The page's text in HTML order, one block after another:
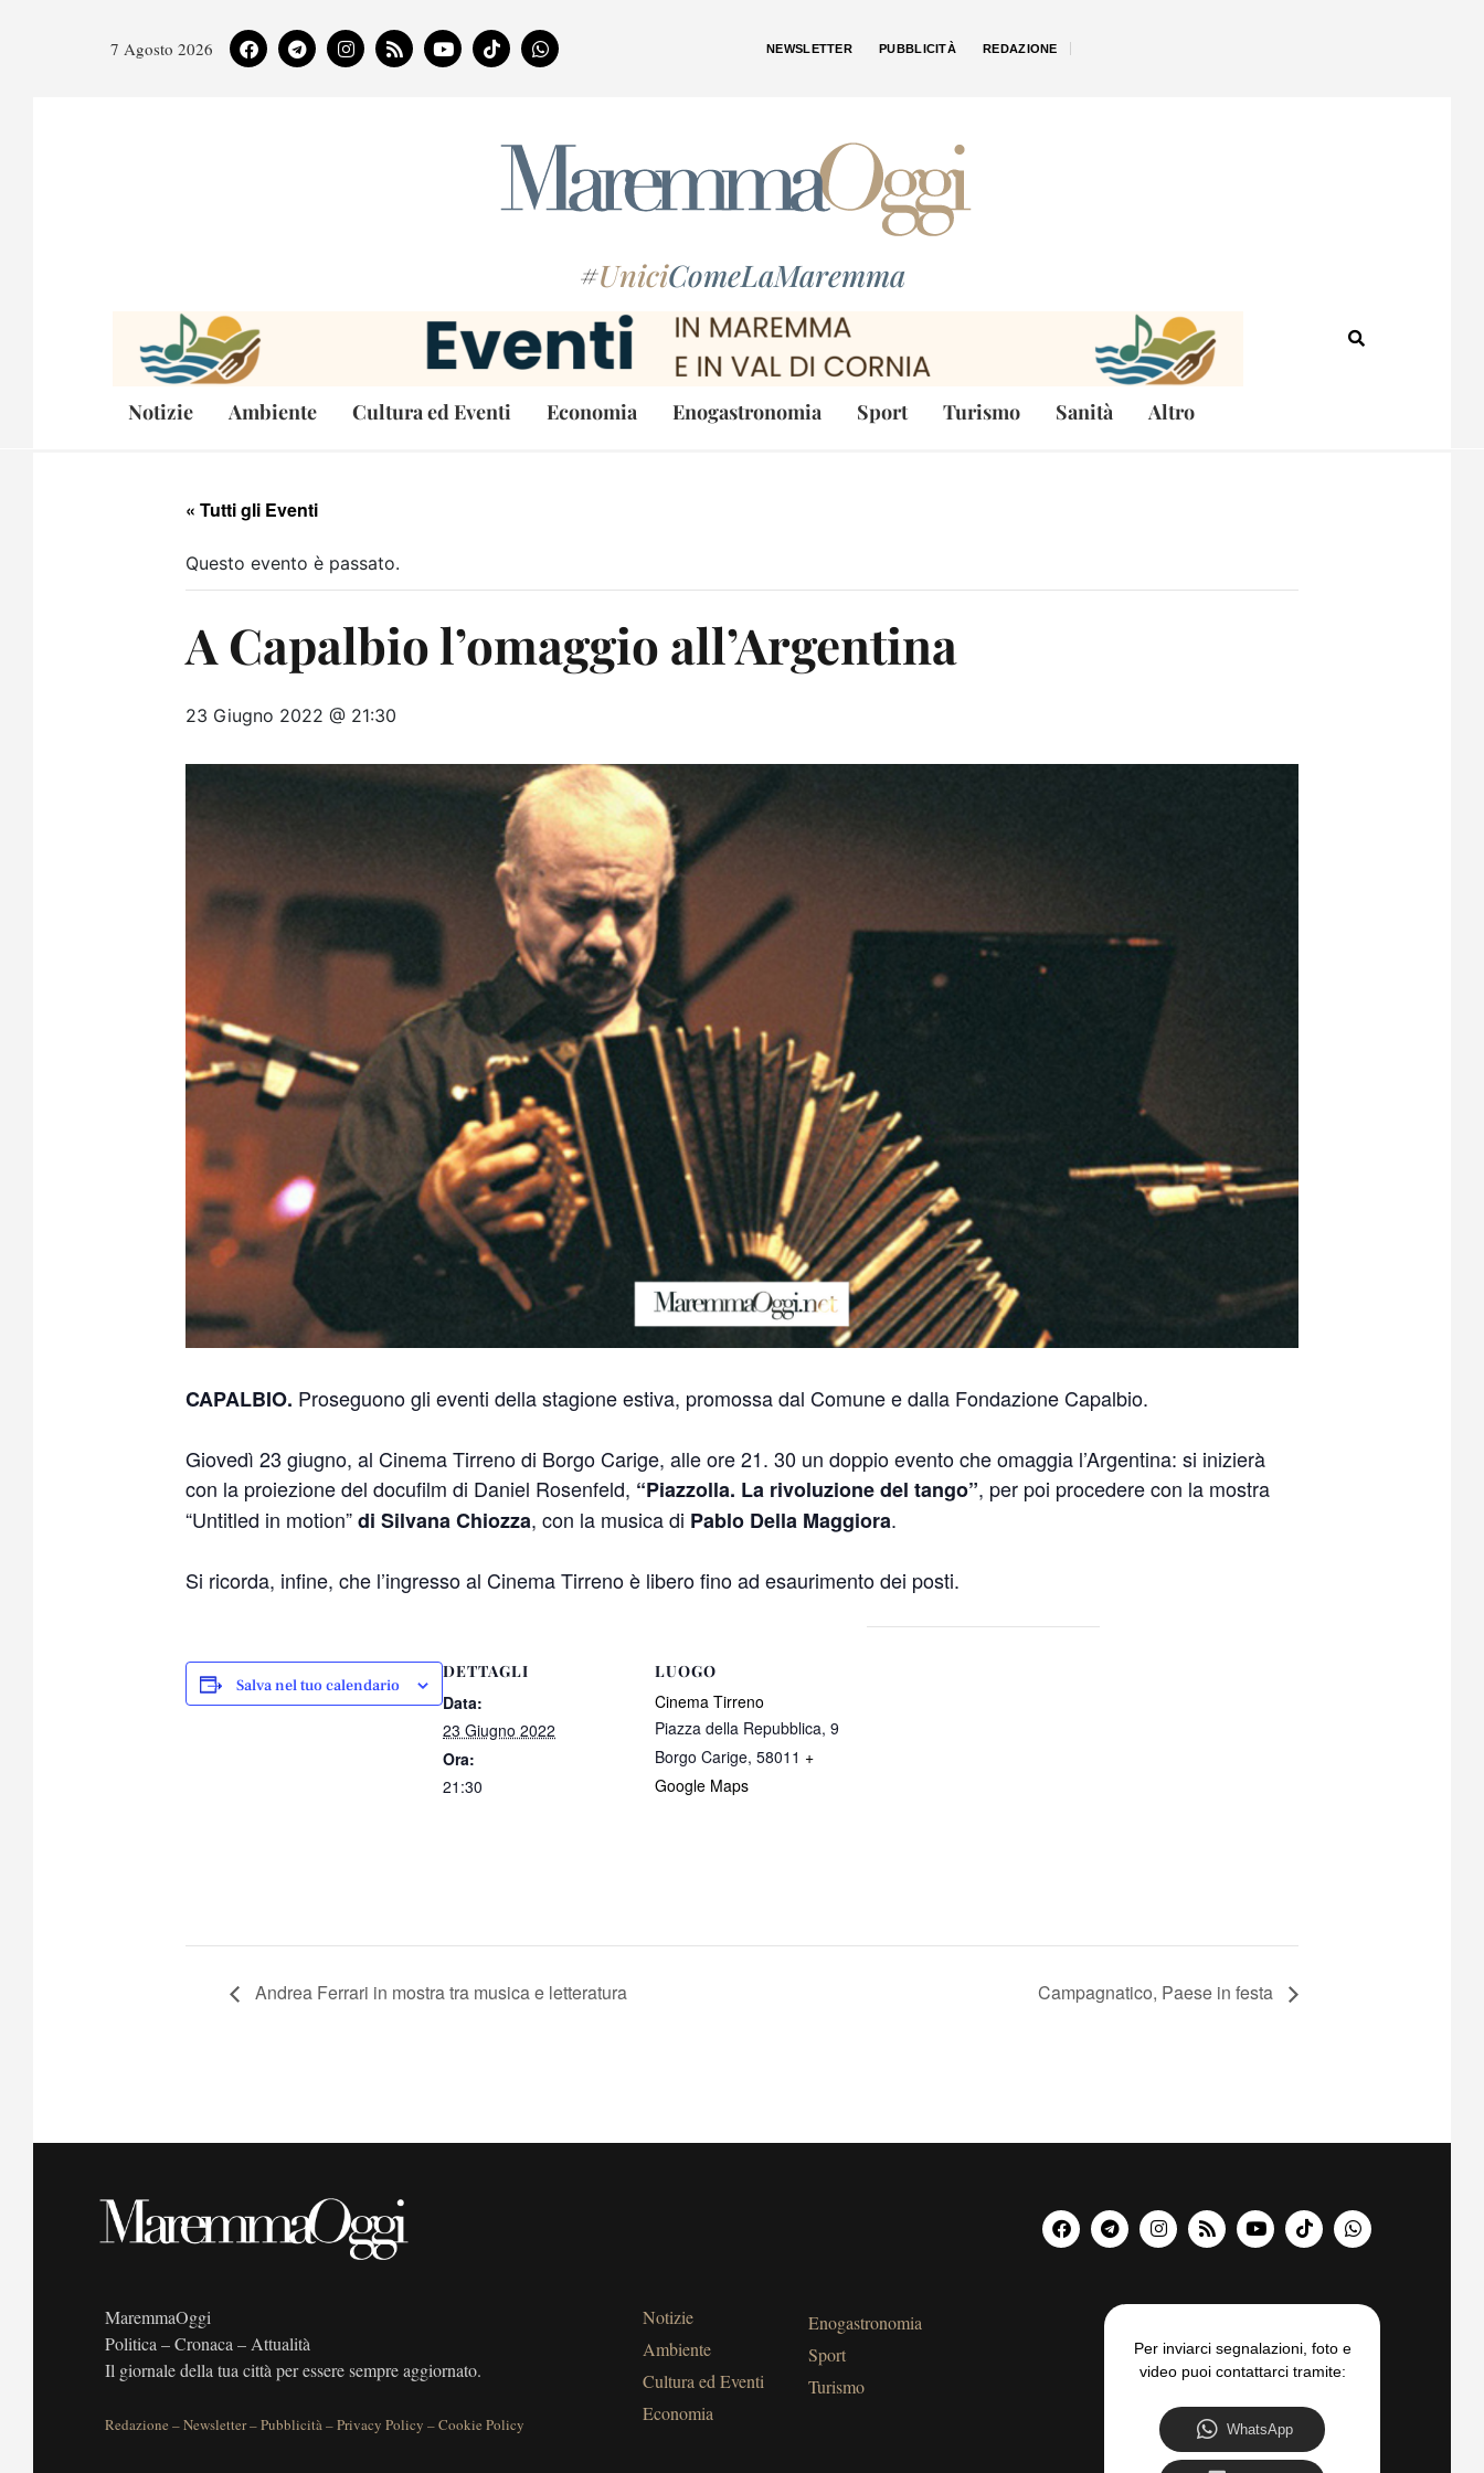
7 Agosto 2026 NEWSLETTER PUBBLICITÀ REDAZIONE
#UniciComeLaMaremma
Notizie Ambiente Cultura ed Eventi Economia Enogastronomia Sport Turismo Sanità Altro
« Tutti gli Eventi
Questo evento è passato.
A Capalbio l’omaggio all’Argentina
23 Giugno 2022 @ 21:30
CAPALBIO. Proseguono gli eventi della stagione estiva, promossa dal Comune e dalla Fondazione Capalbio.
Giovedì 23 giugno, al Cinema Tirreno di Borgo Carige, alle ore 21. 30 un doppio evento che omaggia l’Argentina: si inizierà
con la proiezione del docufilm di Daniel Rosenfeld, “Piazzolla. La rivoluzione del tango”, per poi procedere con la mostra
“Untitled in motion”di Silvana Chiozza, con la musica di Pablo Della Maggiora.
Si ricorda, infine, che l’ingresso al Cinema Tirreno è libero fino ad esaurimento dei posti.
Salva nel tuo calendario
DETTAGLI
Data:
23 Giugno 2022
Ora:
21:30
LUOGO
Cinema Tirreno
Piazza della Repubblica, 9
Borgo Carige, 58011 +
Google Maps
Andrea Ferrari in mostra tra musica e letteratura Campagnatico, Paese in festa
MaremmaOggi
Politica – Cronaca – Attualità
Il giornale della tua città per essere sempre aggiornato.
Redazione –Newsletter–Pubblicità–Privacy Policy –Cookie Policy
Notizie
Ambiente
Cultura ed Eventi
Economia
Enogastronomia
Sport
Turismo
Per inviarci segnalazioni, foto e
video puoi contattarci tramite:
WhatsApp